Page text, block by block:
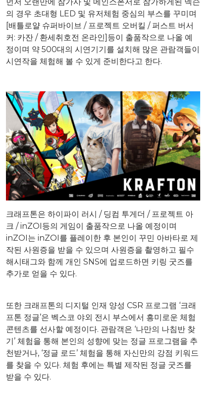
의 경우 초대형 LED 및 유저체험 중심의 부스를 꾸미며
[배틀로얄 슈퍼바이브 / 프로젝트 오버킬 / 퍼스트 버서
커: 카잔 / 환세취호전 온라인]등이 출품작으로 나올 예
정이며 약 500대의 시연기기를 설치해 많은 관람객들이
시연작을 체험해 볼 수 있게 준비한다고 한다.
크래프톤은 하이파이 러시 / 딩컴 투게더 / 프로젝트 아
크 / inZOI등의 게임이 출품작으로 나올 예정이며
inZOI는 inZOI를 플레이한 후 본인이 꾸민 아바타로 제
작된 사원증을 받을 수 있으며 사원증을 촬영하고 필수
해시태그와 함께 개인 SNS에 업로드하면 키링 굿즈를
추가로 얻을 수 있다.
또한 크래프톤의 디지털 인재 양성 CSR 프로그램 ‘크래
프톤 정글’은 벡스코 야외 전시 부스에서 흥미로운 체험
콘텐츠를 선사할 예정이다. 관람객은 ‘나만의 나침반 찾
기’ 체험을 통해 본인의 성향에 맞는 정글 프로그램을 추
천받거나, ‘정글 로드’ 체험을 통해 자신만의 강점 키워드
를 찾을 수 있다. 체험 후에는 특별 제작된 정글 굿즈를
받을 수 있다.